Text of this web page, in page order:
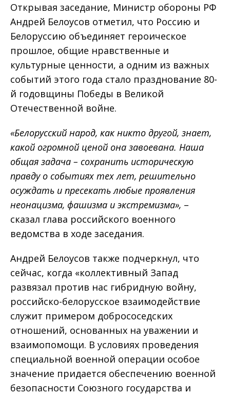
Открывая заседание, Министр обороны РФ
Андрей Белоусов отметил, что Россию и
Белоруссию объединяет героическое
прошлое, общие нравственные и
культурные ценности, а одним из важных
событий этого года стало празднование 80-
й годовщины Победы в Великой
Отечественной войне.
«Белорусский народ, как никто другой, знает,
какой огромной ценой она завоевана. Наша
общая задача – сохранить историческую
правду о событиях тех лет, решительно
осуждать и пресекать любые проявления
неонацизма, фашизма и экстремизма», –
сказал глава российского военного
ведомства в ходе заседания.
Андрей Белоусов также подчеркнул, что
сейчас, когда «коллективный Запад
развязал против нас гибридную войну,
российско-белорусское взаимодействие
служит примером добрососедских
отношений, основанных на уважении и
взаимопомощи. В условиях проведения
специальной военной операции особое
значение придается обеспечению военной
безопасности Союзного государства и